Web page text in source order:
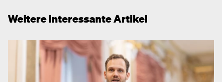
Weitere interessante Artikel